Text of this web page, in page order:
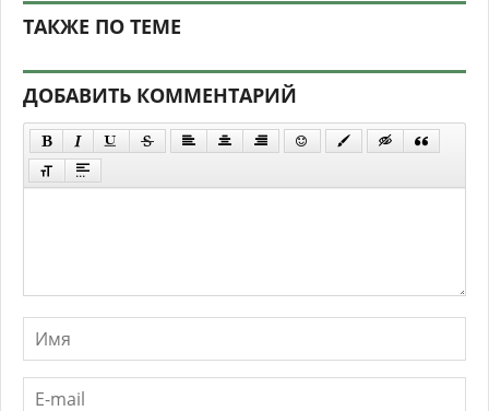
ТАКЖЕ ПО ТЕМЕ
ДОБАВИТЬ КОММЕНТАРИЙ